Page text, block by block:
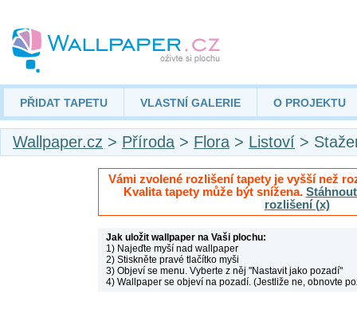
PŘIDAT TAPETU VLASTNÍ GALERIE O PROJEKTU
Wallpaper.cz > Příroda > Flora > Listoví >
Vámi zvolené rozlišení tapety je vyšší než
Kvalita tapety může být snížena.
rozlišení (x)
Jak uložit wallpaper na Vaši plochu:
1) Najeďte myší nad wallpaper
2) Stiskněte pravé tlačítko myši
3) Objeví se menu. Vyberte z něj "Nastavit jako pozadí"
4) Wallpaper se objeví na pozadí. (Jestliže ne, obnovte